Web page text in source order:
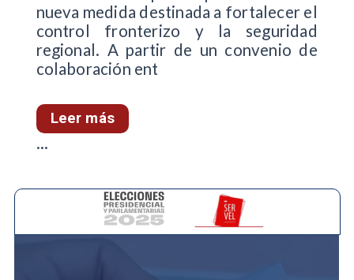
nueva medida destinada a fortalecer el
control fronterizo y la seguridad
regional. A partir de un convenio de
colaboración ent
Leer más
...